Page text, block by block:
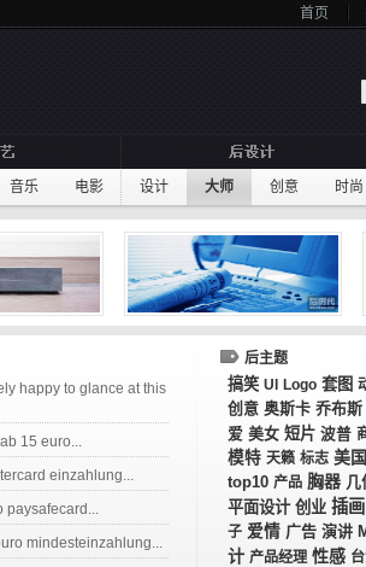
首页
音乐 电影 设计 大师 创意 时尚
happy to glance at this
15 euro...
einzahlung...
paysafecard...
mindesteinzahlung...
后主题
搞笑 UI Logo 套图
创意 奥斯卡 乔布斯
爱 美女 短片 波普
模特 天籁 标志 美国
top10 产品 胸器 几
平面设计 创业 插画
子 爱情 广告 演讲
计 产品经理 性感